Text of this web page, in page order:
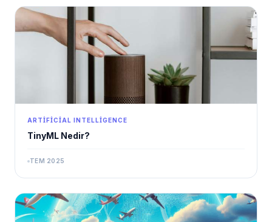
ARTIFICIAL INTELLIGENCE
TinyML Nedir?
TEM 2025